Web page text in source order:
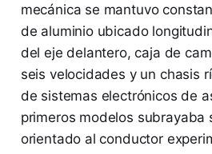
mecánica se mantuvo
de aluminio ubicado
del eje delantero, caja de
seis velocidades y un chasis
de sistemas electrónicos de
primeros modelos subrayaba
orientado al conductor